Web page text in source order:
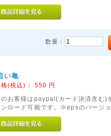
数量：
い亀
(税込)： 550 円
のお客様はpaypal(カード決済含む)
ンロード可能です。※epsのバージ